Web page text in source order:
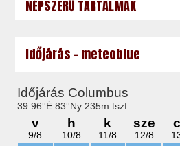
NÉPSZERŰ TARTALMAK
Időjárás - meteoblue